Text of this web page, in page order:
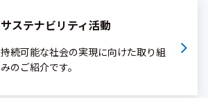
サステナビリティ活動
持続可能な社会の実現に向けた取り組
みのご紹介です。